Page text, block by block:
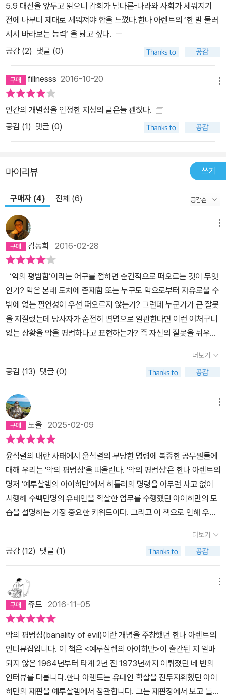
척이나 사랑하는 척하며 민족에게 경의를 표하는 양 알랑방귀를 줄곧
뀌어대는 바람에 이런 공명정대함을 실행에 옮길 수 없다면, 그렇다
면 세상에는 실행될 수 있는 일이 하나도 없을 거예요. 나는 그런 사람
들이 애국자라고는 믿지 않아요. -65쪽 예컨대 『예루살렘의 아이히
을 조소했을 만큼 한나 아렌트의 사유는 공명정대함이 뼈대를 이루고
있다. 그러면서도 그는 유대인적 정체성을 굳이 숨기려 들지 않았다.
현상을 본질대로 보는 공정함은 그의 학자적 양심이자 좌우명이었다.
하지만 어떤 경우에도 바른말을 하는 소신이 종종 ‘자유주의자’라는
오해를 부르기도 했는데, 한나 아렌트는 이렇게 해명한다. 나 자신이
충격을 받지 않았으면 좋겠네요. 있잖아요, 나는 결코 자유주의자가
아니에요. 그리고 나는 이런 의미에서는 어떤 신조도 갖고 있지 않아
요. 나는 하나의 주의(ism)라고 부를 수 있는 명확한 정치철학이 없어
에워싼 문화에 동화되는 것을 뜻하는데, 그런 건 존재하지 않아요. 이
나라에 있는 유대인들이 어디에 동화돼야 마땅한지에 관해 친절하게
설명 좀 해줄래요? 아일랜드인의 문화에? 독일인의 문화에? 프랑스
75년 세상을 떠난 한나 아렌트의 말이 지금도 유효한 것은 특정 슬로
건에 기대지 않는 공정한 사유 때문이다. 나치와 침묵으로 공모했던
수많은 독일인부터 책임 없는 열정으로 정치적 올바름을 외치다 망각
된 자유주의 운동들까지, 세계를 보는 한나 아렌트의 시각에는 허위
를 벗어낸, 지독하다고 할 균형감이 배어 있다. 『한나 아렌트의 말』은
사후 반세기가 지나도록 달라지지 않을 세상에 한나 아렌트가 하려던
말이 무엇인지 그 숨결을 되살려 읽는다. 나는 우리가 역사로부터 대
기에도 유효한 이야기 ‘악의 평범함’에 관한 아렌트의 예지 한나 아렌
트의 화두 중 가장 큰 논의를 불러일으켰고 새로운 세기를 훌쩍 넘긴
지금 더욱 적실해진 화두는 나치 독일이 선보인 전체주의, 그리고 거
기서 불거진 ‘악의 평범성’이다. 이제 악은 신화적인 깊이를 가지고 있
지 않으며 그저 시스템 속에서 자기 행동을 보통이라 여기는 평범한
사람들에 의해 행해진다는 이 개념으로 한나 아렌트는 타인의 입장에
서 생각하지 못하는 ‘무사유’의 위험성을 경고했다. 『한나 아렌트의
말』에서는 이전의 저서에서 완전히 매듭짓지 못한, 평범함과 무감함
과 익명성에 깃든 악에 관한 논의를 이어나간다. 그들은 망설임을 가
사람의 공무원으로 존재하기를 멈춰야 하는 한계가 있다는 걸 스스로
에게 명확히 보여줄 정도까지 나아가지는 않았어요. 그들이 자기 자
리를 떠나 “맙소사, 추악한 일들은 다른 누군가 하게끔 합시다!” 하고
말했다면, 그랬다면 그들은 어느새 다시금 인간이 됐을 거예요. 공무
원으로 존재하는 대신에 말이에요. -95쪽 이게 이른바 살인자들 사
이에서 나타난다는 내면적 이민이에요. (…) 내 말은, 그런 건 없다는
거예요. 세상에는 외면적 저항만 있을 뿐이에요. 인간의 내면에는 기
껏해야 심리 유보만 있어요. (…) 관료제는 대량 학살을 행정적으로
자행했고, 그런 상황은 여느 관료제가 그러는 것처럼 자연스럽게 익
명성의 느낌을 창출해냈어요. 개별적인 인간은 사라졌어요. -99~10
0쪽 『한나 아렌트의 말』에서 일관되게 강조하는 것은 바로 ‘사유하
기’다. 타인의 입장에 대한 사유, 자신과 자기 행위에 대한 사유가 없
5.9 대선을 앞두고 읽으니 감회가 남다른-나라와 사회가 세워지기
전에 나부터 제대로 세워져야 함을 느꼈다.한나 아렌트의 ‘한 발 물러
서서 바라보는 능력‘ 을 닮고 싶다.
공감 (2) 댓글 (0)
fillnesss 2016-10-20
인간의 개별성을 인정한 지성의 글은늘 괜찮다.
공감 (1) 댓글 (0)
마이리뷰 쓰기
구매자 (4) 전체 (6)
김동희 2016-02-28
‘악의 평범함’이라는 어구를 접하면 순간적으로 떠오르는 것이 무엇
인가? 악은 본래 도처에 존재함 또는 누구도 악으로부터 자유로울 수
밖에 없는 필연성이 우선 떠오르지 않는가? 그런데 누군가가 큰 잘못
을 저질렀는데 당사자가 순전히 변명으로 일관한다면 이런 어처구니
없는 상황을 악을 평범하다고 표현하는가? 즉 자신의 잘못을 뉘우치
논리를 펴는 상황을 그저 악의 평범함으로 얘기할 수 있는가이다. 차
라리 ‘악의 진부함’이라는 표현이 이 상황을 어느 정도 설명해 줄 수
있을 것 같다. 진부함이란 시대에 뒤떨어진, 뭔가에 대한 설명에서 통
상적이고 흔해빠진 그런 정도의 뜻으로 평범함을 포함하면서도 부정
적인 의미를 담고 있다. 즉 죄가 없다는 논리는 비논리를 넘어 멍청하
기 때문이다. 죄짓고도 궤변늘어놓으며 증거대라는 상투적 행위는 진
부한 것이다.정치철학자 한나 아렌트는 ‘예루살렘의 아이히만’에서
피고로서 아이히만의 변명을 ‘Banality of Evil’이라고 표현했다. ba
nality라는 단어는 진부함 또는 평범함이라는 뜻*이다. 이 어구로 아
렌트는 유대인으로부터 혹독한 비판을 받는다. 아우슈비츠 수용소장
이었던 아돌프 아이히만이 그가 저지른 유대인 학살에 대한 범죄 재
판에서 아이히만의 답변들을 악의 평범함으로 표현한 것은 우리 누구
도 그런 범죄를 저지를 수도 있을 만큼 악은 평범한 것으로도 해석될
수 있었기 때문이다. 물론 그녀에 대한 비판은 다른 이유도 있었는데
죄를 희석시키는 것으로 오인되었기 때문이기도 하다. ‘한나 아렌
트의 말‘은 그녀가 생전에 한 인터뷰 중 대표적인 네 개의 인터뷰를 수
록한 책으로 정치철학자로서의 정치 관련에 그녀의 견해를 담고 있
다. 이 분은 이미 십 대에 칸트의 비판서를 통독하고 이해할 만큼 매우
똑똑했었던 것 같다. 칸트가 그녀가 철학에 입문한 결정적 동기가 되
는데 후에 하이데거의 제자가 되고 야스퍼스 등과 그의 사상은 깊은
관련이 있다. 공교롭게도 아이히만은 피고로서의 답변에서 칸트의 철
학을 동원한다. 독일 역사 최고의 지성이 자랑스럽기야 하겠지만 그
더보기
공감 (13) 댓글 (0)
노을 2025-02-09
윤석렬의 내란 사태에서 윤석렬의 부당한 명령에 복종한 공무원들에
대해 우리는 '악의 평범성'을 떠올린다. '악의 평범성'은 한나 아렌트의
명저 '예루살렘의 아이히만'에서 히틀러의 명령을 아무런 사고 없이
시행해 수백만명의 유태인을 학살한 업무를 수행했던 아이히만의 모
습을 설명하는 가장 중요한 키워드이다. 그리고 이 책으로 인해 우리
게 한나 아렌트의 사상은 현재 우리 사회에도 생생히 살아 움직이고
있으며, 따라서 그녀의 사상은 우리가 반드시 알아야 할 것이라 할 수
있다. 그리고 이 책은 한나 아렌트가 생전에 남긴 인터뷰집으로, 그녀
의 주요 사상에 대해 우리가 간략하게나마 접근할 수 있도록 되어 있
다.이 책에 수록된 인터뷰는, '무엇이 남아있느냐고요? 언어가 남아있
어요','아이히만은 터무니없이 멍청했어요','정치와 혁명에 관한 사유-
하나의 견해','마지막 인터뷰'로 그녀의 초기 사상부터 죽기 전의 사상
까지 그녀의 사상이 발전하는 모습을 계속해서 발견할 수 있다. 또한
그녀의 육성으로 자신의 사상의 요점을 설명하는 것을 읽는 좋은 기
회이기도 하다.이번 사태를 통해서 우리는 과거가 현재를 구할 수 있
음을 깨닫는다. 결국, 그래서 우리는 치열하게 공부해야 한다.
더보기
공감 (12) 댓글 (1)
쥬드 2016-11-05
악의 평범성(banality of evil)이란 개념을 주창했던 한나 아렌트의
인터뷰집입니다. 이 책은 <예루살렘의 아이히만>이 출간된 지 얼마
되지 않은 1964년부터 타계 2년 전 1973년까지 이뤄졌던 네 번의
인터뷰를 다룹니다.한나 아렌트는 유대인 학살을 진두지휘했던 아이
히만의 재판을 예루살렘에서 참관합니다. 그는 재판장에서 보고 들었